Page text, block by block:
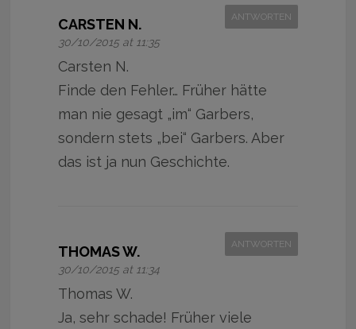
CARSTEN N.
30/10/2015 at 11:35
ANTWORTEN
Carsten N.
Finde den Fehler… Früher hätte
man nie gesagt „im“ Garbers,
sondern stets „bei“ Garbers. Aber
das ist ja nun Geschichte.
THOMAS W.
30/10/2015 at 11:34
ANTWORTEN
Thomas W.
Ja, sehr schade! Früher viele